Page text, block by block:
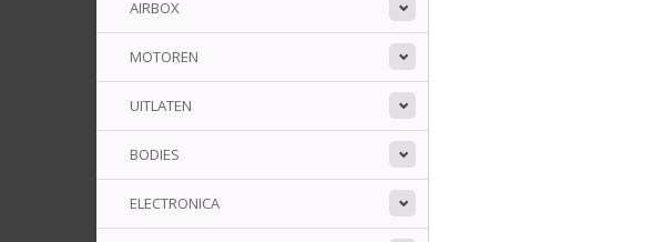
AIRBOX
MOTOREN
UITLATEN
BODIES
ELECTRONICA